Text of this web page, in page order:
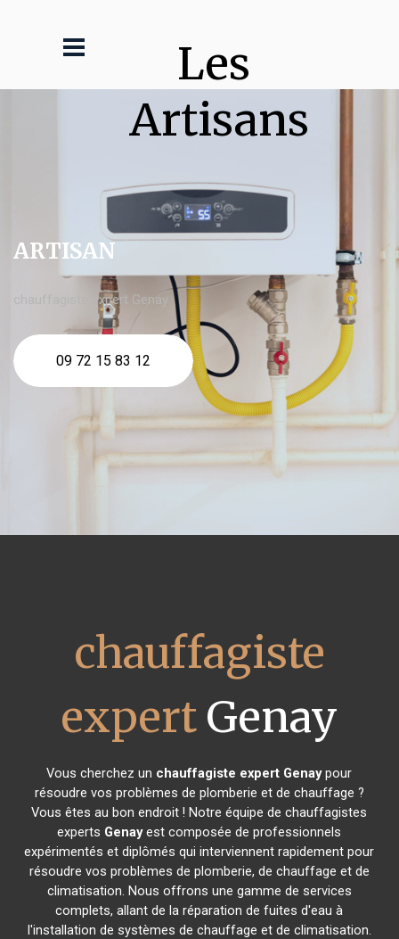
Les
Artisans
ARTISAN
chauffagiste expert Genay
09 72 15 83 12
chauffagiste
expertGenay
Vous cherchez un chauffagiste expert Genaypour
résoudre vos problèmes de plomberie et de chauffage ?
Vous êtes au bon endroit ! Notre équipe de chauffagistes
experts Genayest composée de professionnels
expérimentés et diplômés qui interviennent rapidement pour
résoudre vos problèmes de plomberie, de chauffage et de
climatisation. Nous offrons une gamme de services
complets, allant de la réparation de fuites d'eau à
l'installation de systèmes de chauffage et de climatisation.